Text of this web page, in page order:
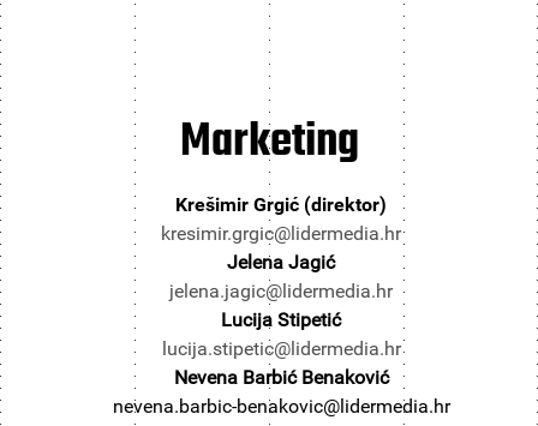
Marketing
Krešimir Grgić (direktor)
kresimir.grgic@lidermedia.hr
Jelena Jagić
jelena.jagic@lidermedia.hr
Lucija Stipetić
lucija.stipetic@lidermedia.hr
Nevena Barbić Benaković
nevena.barbic-benakovic@lidermedia.hr